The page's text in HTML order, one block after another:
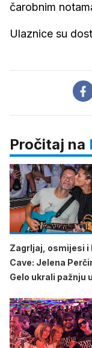
čarobnim
Ulaznice su
Pročitaj na
Zagrljaj, osmijesi i
Cave: Jelena
Gelo ukrali pažnju